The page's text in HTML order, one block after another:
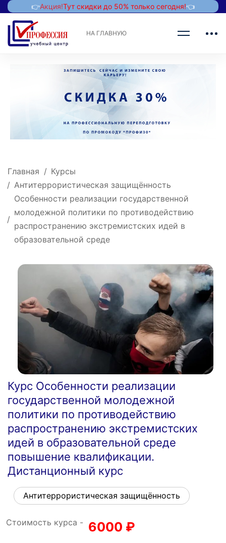
👉Акция!Тут скидки до 50% только сегодня!👈
НА ГЛАВНУЮ
Главная
Курсы
Антитеррористическая защищённость
Особенности реализации государственной
молодежной политики по противодействию
распространению экстремистских идей в
образовательной среде
Курс Особенности реализации
государственной молодежной
политики по противодействию
распространению экстремистских
идей в образовательной среде
повышение квалификации.
Дистанционный курс
Антитеррористическая защищённость
Стоимость курса - 6000 ₽